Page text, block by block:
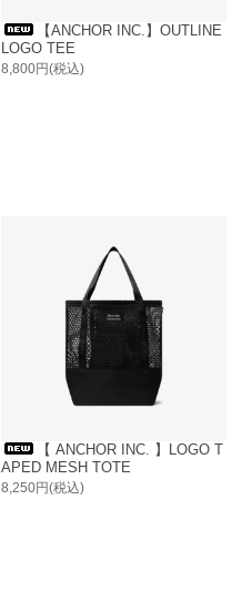
【ANCHOR INC.】OUTLINE
LOGO TEE
8,800円(税込)
【 ANCHOR INC. 】LOGO T
APED MESH TOTE
8,250円(税込)